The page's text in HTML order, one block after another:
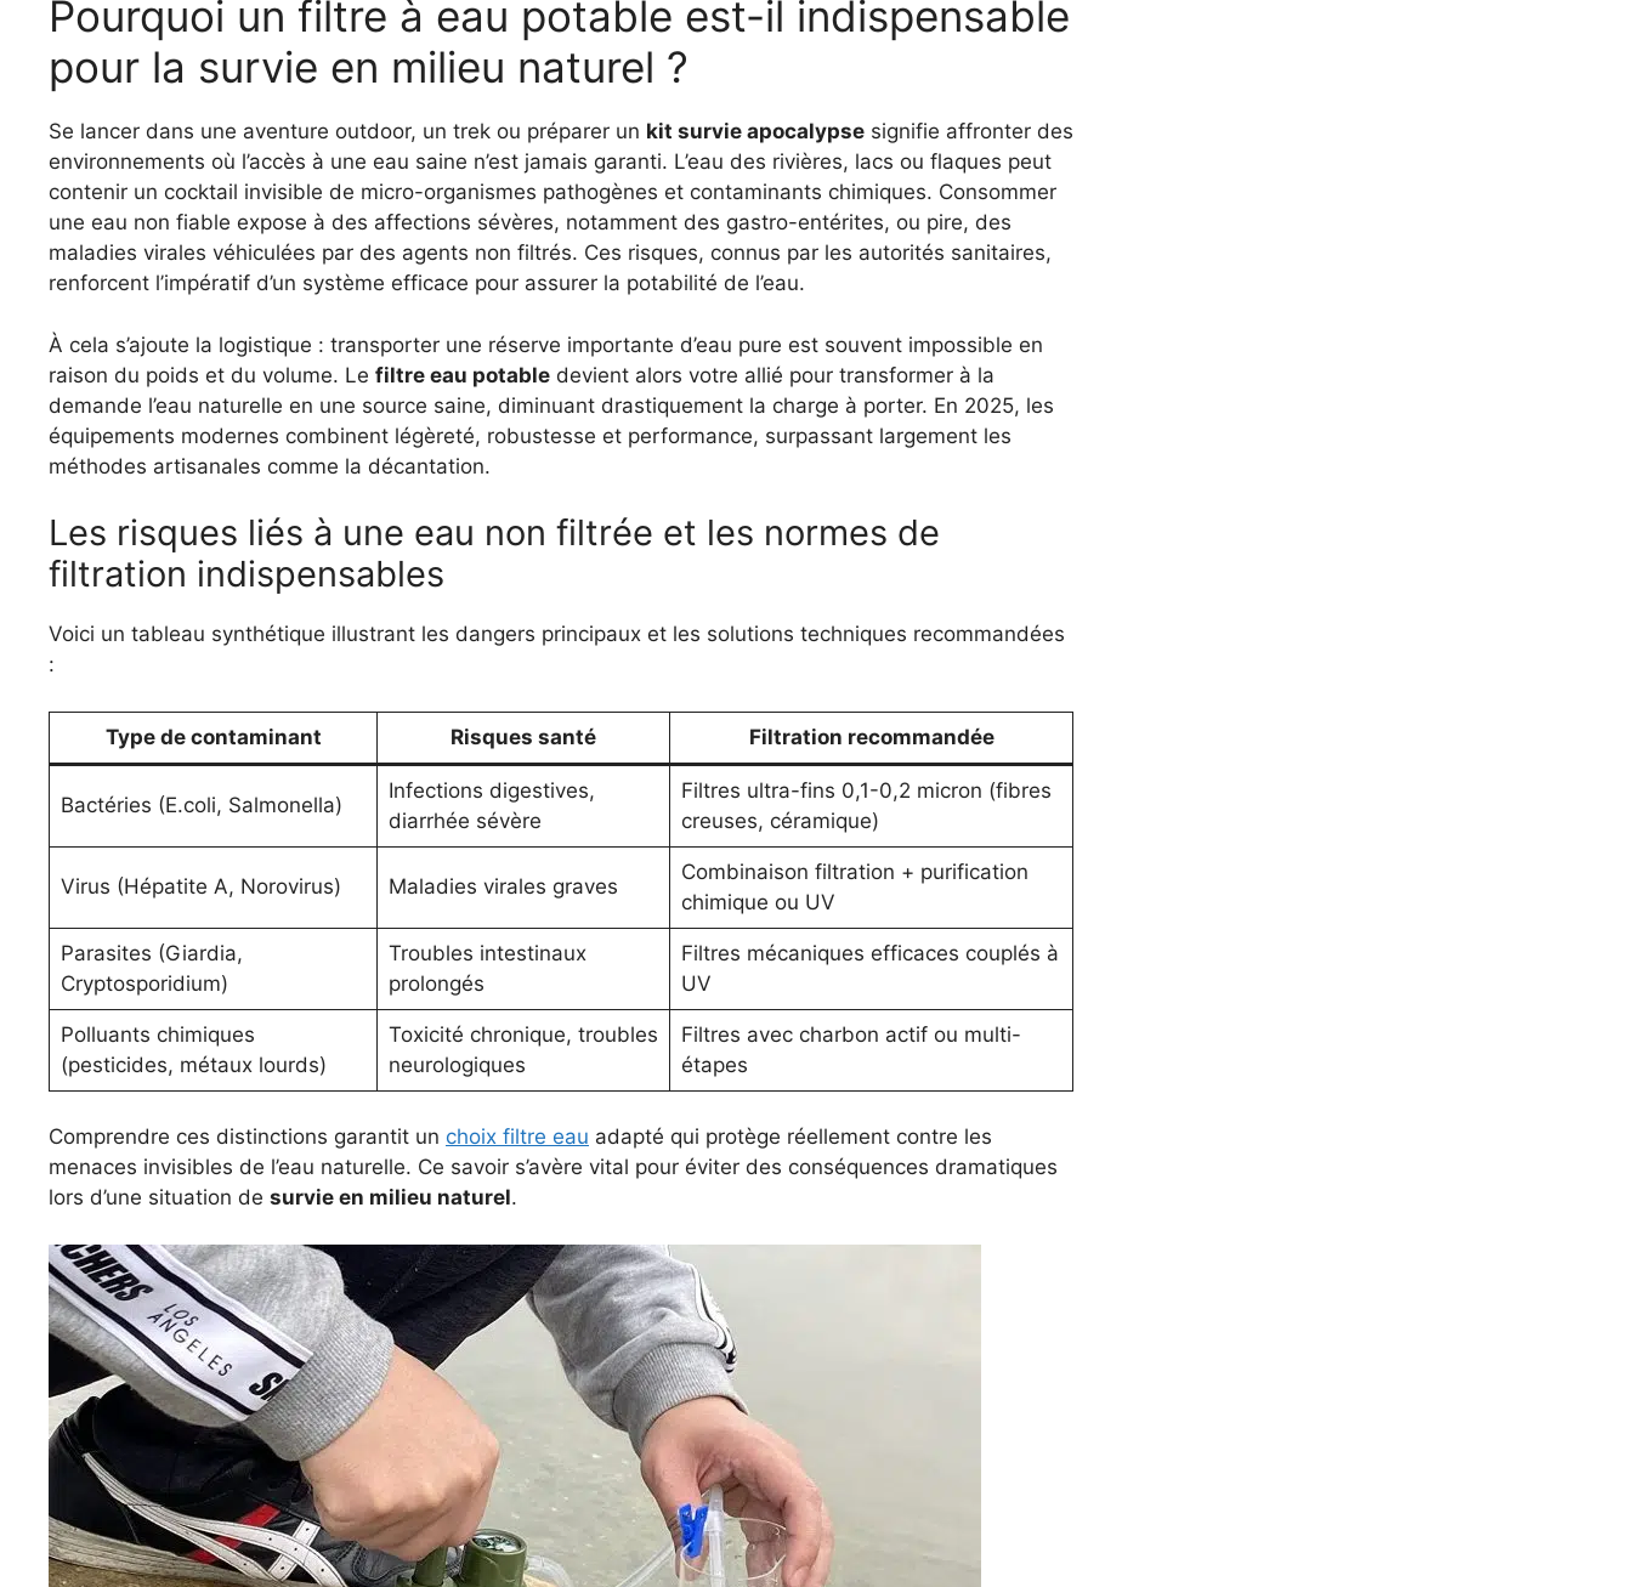
Pourquoi un filtre à eau potable est-il indispensable
pour la survie en milieu naturel ?
Se lancer dans une aventure outdoor, un trek ou préparer un kit survie apocalypse signifie affronter des
environnements où l’accès à une eau saine n’est jamais garanti. L’eau des rivières, lacs ou flaques peut
contenir un cocktail invisible de micro-organismes pathogènes et contaminants chimiques. Consommer
une eau non fiable expose à des affections sévères, notamment des gastro-entérites, ou pire, des
maladies virales véhiculées par des agents non filtrés. Ces risques, connus par les autorités sanitaires,
renforcent l’impératif d’un système efficace pour assurer la potabilité de l’eau.
À cela s’ajoute la logistique : transporter une réserve importante d’eau pure est souvent impossible en
raison du poids et du volume. Le filtre eau potable devient alors votre allié pour transformer à la
demande l’eau naturelle en une source saine, diminuant drastiquement la charge à porter. En 2025, les
équipements modernes combinent légèreté, robustesse et performance, surpassant largement les
méthodes artisanales comme la décantation.
Les risques liés à une eau non filtrée et les normes de
filtration indispensables
Voici un tableau synthétique illustrant les dangers principaux et les solutions techniques recommandées
:
Type de contaminant Risques santé Filtration recommandée
Bactéries (E.coli, Salmonella)
Infections digestives,
diarrhée sévère
Filtres ultra-fins 0,1-0,2 micron (fibres
creuses, céramique)
Virus (Hépatite A, Norovirus) Maladies virales graves
Combinaison filtration + purification
chimique ou UV
Parasites (Giardia,
Cryptosporidium)
Troubles intestinaux
prolongés
Filtres mécaniques efficaces couplés à
UV
Polluants chimiques
(pesticides, métaux lourds)
Toxicité chronique, troubles
neurologiques
Filtres avec charbon actif ou multi-
étapes
Comprendre ces distinctions garantit un choix filtre eau adapté qui protège réellement contre les
menaces invisibles de l’eau naturelle. Ce savoir s’avère vital pour éviter des conséquences dramatiques
lors d’une situation de survie en milieu naturel.